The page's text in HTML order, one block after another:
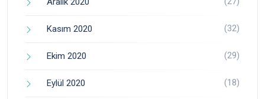
Kasım 2020 (32)
Ekim 2020 (29)
Eylül 2020 (18)